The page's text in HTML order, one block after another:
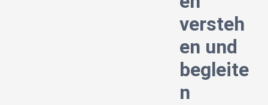
versteh
en und
begleite
n